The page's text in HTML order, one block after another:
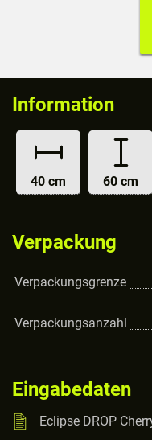
Information
40 cm 60 cm
Verpackung
Verpackungsgrenze
Verpackungsanzahl
Eingabedaten
Eclipse DROP